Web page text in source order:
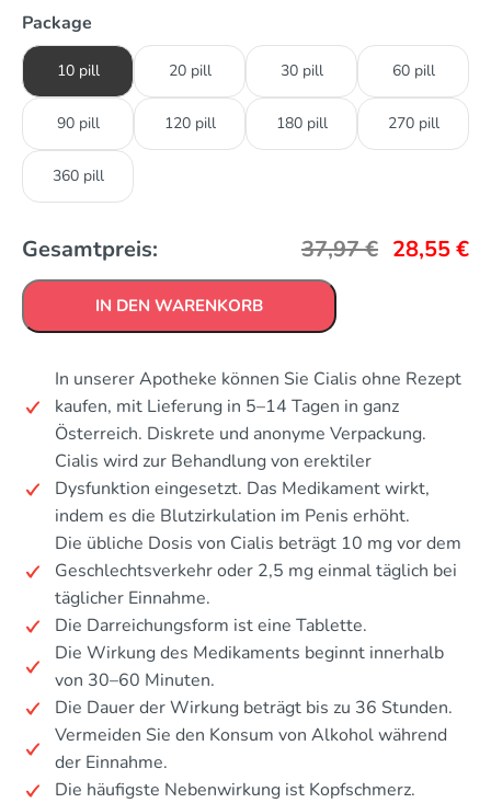
Package
10 pill 20 pill 30 pill 60 pill
90 pill 120 pill 180 pill 270 pill
360 pill
Gesamtpreis: 37,97€ 28,55€
IN DEN WARENKORB
In unserer Apotheke können Sie Cialis ohne Rezept
kaufen, mit Lieferung in 5–14 Tagen in ganz
Österreich. Diskrete und anonyme Verpackung.
Cialis wird zur Behandlung von erektiler
Dysfunktion eingesetzt. Das Medikament wirkt,
indem es die Blutzirkulation im Penis erhöht.
Die übliche Dosis von Cialis beträgt 10 mg vor dem
Geschlechtsverkehr oder 2,5 mg einmal täglich bei
täglicher Einnahme.
Die Darreichungsform ist eine Tablette.
Die Wirkung des Medikaments beginnt innerhalb
von 30–60 Minuten.
Die Dauer der Wirkung beträgt bis zu 36 Stunden.
Vermeiden Sie den Konsum von Alkohol während
der Einnahme.
Die häufigste Nebenwirkung ist Kopfschmerz.